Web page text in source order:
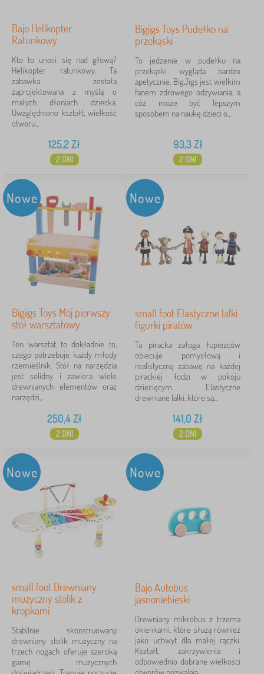
Bajo Helikopter
Ratunkowy
Kto to unosi się nad głową?
Helikopter ratunkowy. Ta
zabawka została
zaprojektowana z myślą o
małych dłoniach dziecka.
Uwzględniono kształt, wielkość
otworu...
125,2Zł
2 DNI
Bigjigs Toys Pudełko na
przekąski
To jedzenie w pudełku na
przekąski wygląda bardzo
apetycznie. BigJigs jest wielkim
fanem zdrowego odżywiania, a
cóż może być lepszym
sposobem na naukę dzieci o...
93,3Zł
2 DNI
Nowe
Bigjigs Toys Mój pierwszy
stół warsztatowy
Ten warsztat to dokładnie to,
czego potrzebuje każdy młody
rzemieślnik. Stół na narzędzia
jest solidny i zawiera wiele
drewnianych elementów oraz
narzędzi,...
250,4Zł
2 DNI
Nowe
small foot Elastyczne lalki
figurki piratów
Ta piracka załoga łupieżców
obiecuje pomysłową i
realistyczną zabawę na każdej
pirackiej łodzi w pokoju
dziecięcym. Elastyczne
drewniane lalki, które są...
141,0 Zł
2 DNI
Nowe
small foot Drewniany
muzyczny stolik z
kropkami
Stabilnie skonstruowany
drewniany stolik muzyczny na
trzech nogach oferuje szeroką
gamę muzycznych
Nowe
Bajo Autobus
jasnoniebieski
Drewniany mikrobus z trzema
okienkami, które służą również
jako uchwyt dla małej rączki.
Kształt, zakrzywienia i
odpowiednio dobrane wielkości